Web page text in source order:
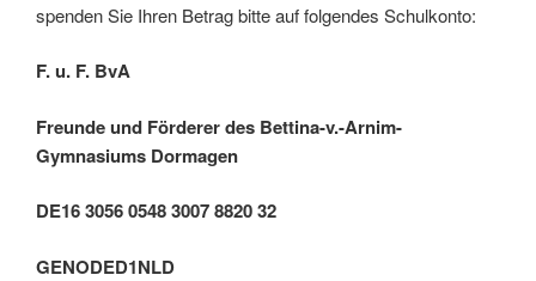
spenden Sie Ihren Betrag bitte auf folgendes Schulkonto:
F. u. F. BvA
Freunde und Förderer des Bettina-v.-Arnim-
Gymnasiums Dormagen
DE16 3056 0548 3007 8820 32
GENODED1NLD